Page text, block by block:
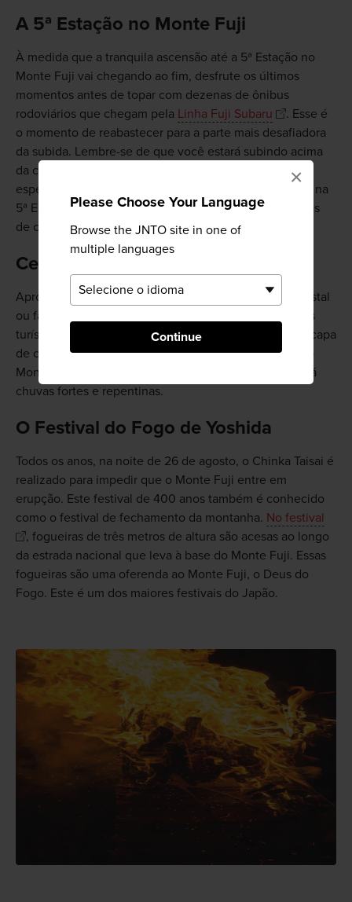
Please Choose Your Language
Browse the JNTO site in one of
multiple languages
Continue
×
A 5ª Estação no Monte Fuji
À medida que a tranquila ascensão até a 5ª Estação no
Monte Fuji vai chegando ao fim, desfrute os últimos
momentos antes de topar com dezenas de ônibus
rodoviários que chegam pela Linha Fuji Subaru
. Esse é
o momento de reabastecer para a parte mais desafiadora
da subida. Lembre-se de que você estará subindo acima
da copa das árvores e que vai ficar muito mais frio,
especialmente à noite. Há muitos serviços disponíveis na
5ª Estação, por isso, não deixe de dar uma olhada antes
de continuar a subida ao Monte Fuji.
Certifique-se de estar preparado
Aproveite esta oportunidade para enviar um cartão postal
ou fazer as últimas perguntas à equipe de informações
turísticas. Certifique-se de estar com roupas quentes, capa
de chuva e um bom par de botas de caminhada, pois o
Monte Fuji torna-se um lugar muito inóspito quando há
chuvas fortes e repentinas.
O Festival do Fogo de Yoshida
Todos os anos, na noite de 26 de agosto, o Chinka Taisai é
realizado para impedir que o Monte Fuji entre em
erupção. Este festival de 400 anos também é conhecido
como o festival de fechamento da montanha. No festival
, fogueiras de três metros de altura são acesas ao longo
da estrada nacional que leva à base do Monte Fuji. Essas
fogueiras são uma oferenda ao Monte Fuji, o Deus do
Fogo. Este é um dos maiores festivais do Japão.